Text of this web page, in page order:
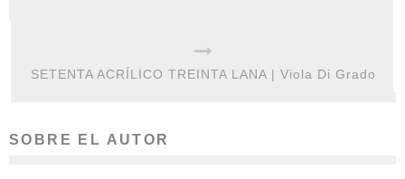
SETENTA ACRÍLICO TREINTA LANA | Viola Di Grado
SOBRE EL AUTOR